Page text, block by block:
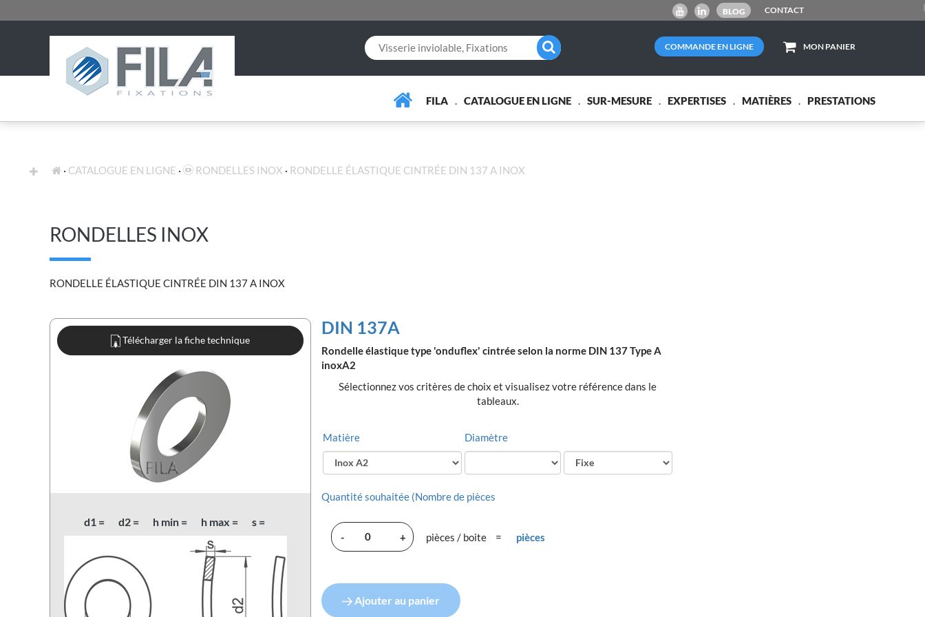
BLOG CONTACT
COMMANDE EN LIGNE MON PANIER
FILA CATALOGUE EN LIGNE SUR-MESURE EXPERTISES MATIÈRES PRESTATIONS
EXPERTISES
CATALOGUE EN LIGNE RONDELLES INOX RONDELLE ÉLASTIQUE CINTRÉE DIN 137 A INOX
RONDELLES INOX
RONDELLE ÉLASTIQUE CINTRÉE DIN 137 A INOX
Télécharger la fiche technique
d1 = d2 = h min = h max = s =
DIN 137A
Rondelle élastique type 'onduflex' cintrée selon la norme DIN 137 Type A
inoxA2
Sélectionnez vos critères de choix et visualisez votre référence dans le
tableaux.
Matière Diamètre
Quantité souhaitée (Nombre de pièces
- + pièces / boite = pièces
Ajouter au panier